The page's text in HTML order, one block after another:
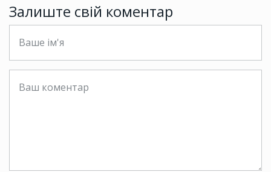
Залиште свій коментар